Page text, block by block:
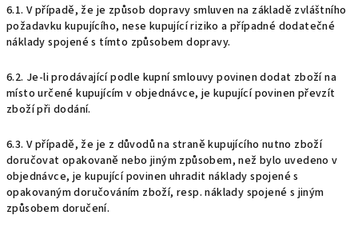
6.1. V případě, že je způsob dopravy smluven na základě zvláštního
požadavku kupujícího, nese kupující riziko a případné dodatečné
náklady spojené s tímto způsobem dopravy.
6.2. Je-li prodávající podle kupní smlouvy povinen dodat zboží na
místo určené kupujícím v objednávce, je kupující povinen převzít
zboží při dodání.
6.3. V případě, že je z důvodů na straně kupujícího nutno zboží
doručovat opakovaně nebo jiným způsobem, než bylo uvedeno v
objednávce, je kupující povinen uhradit náklady spojené s
opakovaným doručováním zboží, resp. náklady spojené s jiným
způsobem doručení.